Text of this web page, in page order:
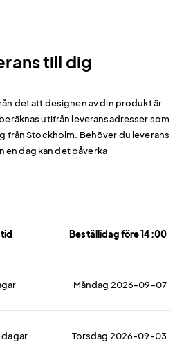
till dig
det att designen av din produkt är
utifrån leveransadresser som
från Stockholm. Behöver du leverans
en dag kan det påverka
Beställidag före 14:00
Måndag 2026-09-07
Torsdag 2026-09-03